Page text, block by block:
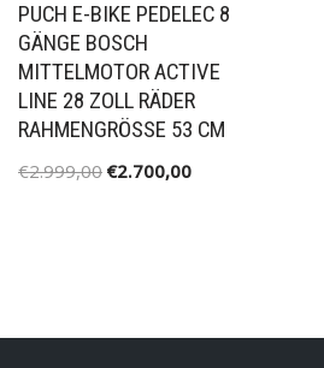
PUCH E-BIKE PEDELEC 8
GÄNGE BOSCH
MITTELMOTOR ACTIVE
LINE 28 ZOLL RÄDER
RAHMENGRÖSSE 53 CM
€2.999,00 €2.700,00